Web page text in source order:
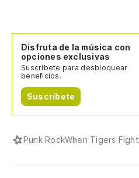
Disfruta de la música con
opciones exclusivas
Suscríbete para desbloquear
beneficios.
Suscríbete
Punk RockWhen Tigers Fight